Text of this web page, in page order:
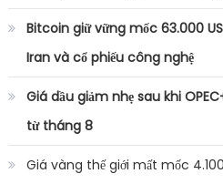
Bitcoin giữ vững mốc 63.000
Iran và cổ phiếu công nghệ
Giá dầu giảm nhẹ sau khi
từ tháng 8
Giá vàng thế giới mất mốc